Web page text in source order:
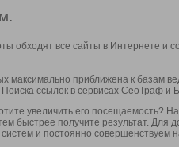
обходят все сайты в Интернете и
максимально приближена к базам
ссылок в сервисах СеоТраф и
увеличить его посещаемость?
быстрее получите результат.
и постоянно совершенствуем